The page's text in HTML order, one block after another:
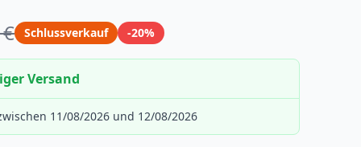
Schlussverkauf -20%
Versand
11/08/2026 und 12/08/2026